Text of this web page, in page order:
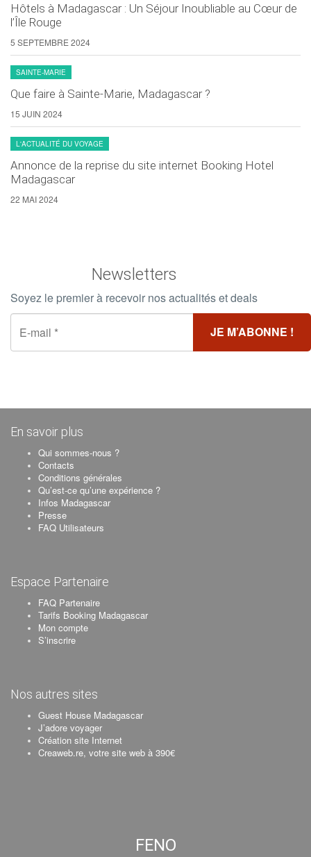
Hôtels à Madagascar : Un Séjour Inoubliable au Cœur de
l’Île Rouge
5 SEPTEMBRE 2024
SAINTE-MARIE
Que faire à Sainte-Marie, Madagascar ?
15 JUIN 2024
L'ACTUALITÉ DU VOYAGE
Annonce de la reprise du site internet Booking Hotel
Madagascar
22 MAI 2024
Newsletters
Soyez le premier à recevoir nos actualités et deals
En savoir plus
Qui sommes-nous ?
Contacts
Conditions générales
Qu’est-ce qu’une expérience ?
Infos Madagascar
Presse
FAQ Utilisateurs
Espace Partenaire
FAQ Partenaire
Tarifs Booking Madagascar
Mon compte
S’inscrire
Nos autres sites
Guest House Madagascar
J’adore voyager
Création site Internet
Creaweb.re, votre site web à 390€
FENO